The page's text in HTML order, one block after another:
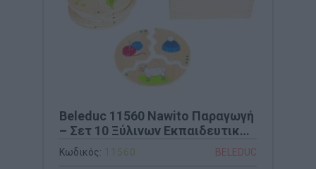
Beleduc 11560 Nawito Παραγωγή
– Σετ 10 Ξύλινων Εκπαιδευτικών
Παζλ (3 Κομμάτια Καθένα) για
Κατανόηση Παραγωγικών
Κωδικός: 11560 BELEDUC